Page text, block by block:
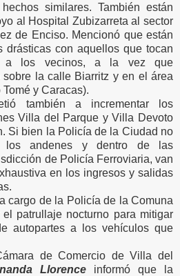
similares. También están
al Hospital Zubizarreta al sector
de Enciso. Mencionó que están
drásticas con aquellos que tocan
a los vecinos, a la vez que
la calle Biarritz y en el área
Tomé y Caracas).
también a incrementar los
Villa del Parque y Villa Devoto
Si bien la Policía de la Ciudad no
los andenes y dentro de las
de Policía Ferroviaria, van
en los ingresos y salidas
cargo de la Policía de la Comuna
patrullaje nocturno para mitigar
autopartes a los vehículos que
de Comercio de Villa del
Llorence informó que la